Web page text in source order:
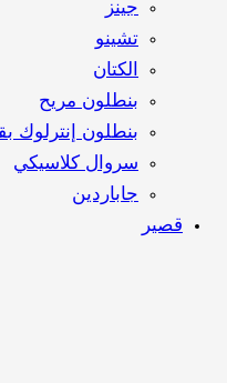
جينز
تشينو
الكتان
بنطلون مريح
بنطلون إنترلوك
سروال كلاسيكي
جاباردين
قصير